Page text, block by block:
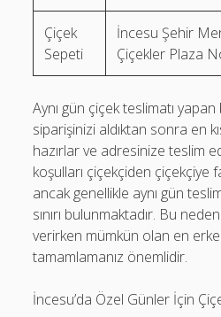
Çiçek
Sepeti
İncesu Şehir
Çiçekler Plaza
Aynı gün çiçek teslimatı
siparişinizi aldıktan sonra en
hazırlar ve adresinize teslim
koşulları çiçekçiden çiçekçiye
ancak genellikle aynı gün
sınırı bulunmaktadır. Bu
verirken mümkün olan en
tamamlamanız önemlidir.
İncesu’da Özel Günler İçin